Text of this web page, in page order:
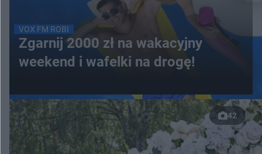
VOX FM ROBI
Zgarnij 2000 zł na wakacyjny
weekend i wafelki na drogę!
42